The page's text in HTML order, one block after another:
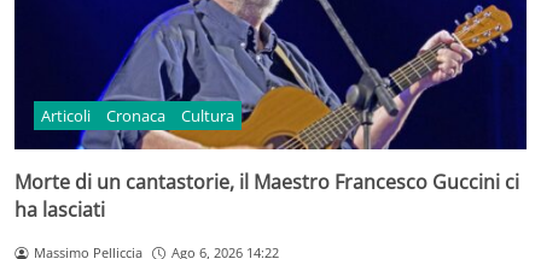
Articoli Cronaca Cultura
Morte di un cantastorie, il Maestro Francesco Guccini ci
ha lasciati
Massimo Pelliccia Ago 6, 2026 14:22